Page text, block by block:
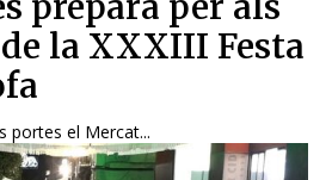
la XXXIII Festa
portes el Mercat...